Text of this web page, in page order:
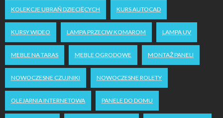
KOLEKCJE UBRAŃ DZIECIĘCYCH KURS AUTOCAD
KURSY WIDEO LAMPA PRZECIW KOMAROM LAMPA UV
MEBLE NA TARAS MEBLE OGRODOWE MONTAŻ PANELI
NOWOCZESNE CZUJNIKI NOWOCZESNE ROLETY
OLEJARNIA INTERNETOWA PANELE DO DOMU